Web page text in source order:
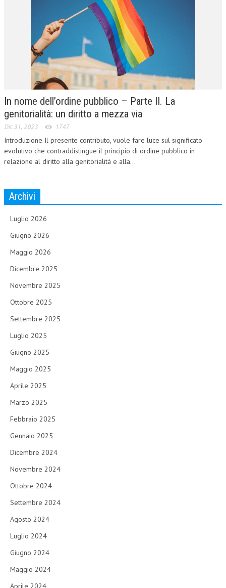
In nome dell’ordine pubblico – Parte II. La
genitorialità: un diritto a mezza via
Dic 31, 2023 1747
Introduzione Il presente contributo, vuole fare luce sul significato
evolutivo che contraddistingue il principio di ordine pubblico in
relazione al diritto alla genitorialità e alla...
Archivi
Luglio 2026
Giugno 2026
Maggio 2026
Dicembre 2025
Novembre 2025
Ottobre 2025
Settembre 2025
Luglio 2025
Giugno 2025
Maggio 2025
Aprile 2025
Marzo 2025
Febbraio 2025
Gennaio 2025
Dicembre 2024
Novembre 2024
Ottobre 2024
Settembre 2024
Agosto 2024
Luglio 2024
Giugno 2024
Maggio 2024
Aprile 2024